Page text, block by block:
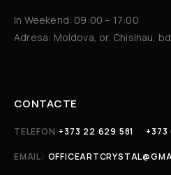
In Weekend: 09:00 – 17:00
Adresa: Moldova, or. Chisinau,
CONTACTE
TELEFON +373 22 629 581
EMAIL: